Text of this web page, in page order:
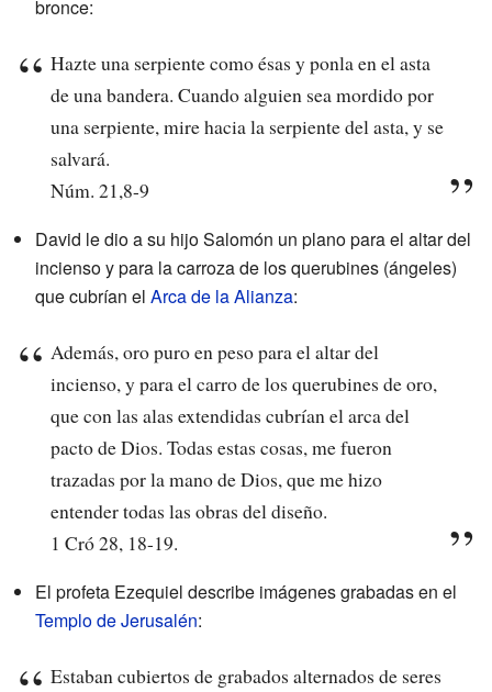
bronce:
Hazte una serpiente como ésas y ponla en el asta
de una bandera. Cuando alguien sea mordido por
una serpiente, mire hacia la serpiente del asta, y se
salvará.
Núm. 21,8-9
David le dio a su hijo Salomón un plano para el altar del
incienso y para la carroza de los querubines (ángeles)
que cubrían el Arca de la Alianza:
Además, oro puro en peso para el altar del
incienso, y para el carro de los querubines de oro,
que con las alas extendidas cubrían el arca del
pacto de Dios. Todas estas cosas, me fueron
trazadas por la mano de Dios, que me hizo
entender todas las obras del diseño.
1 Cró 28, 18-19.
El profeta Ezequiel describe imágenes grabadas en el
Templo de Jerusalén:
Estaban cubiertos de grabados alternados de seres